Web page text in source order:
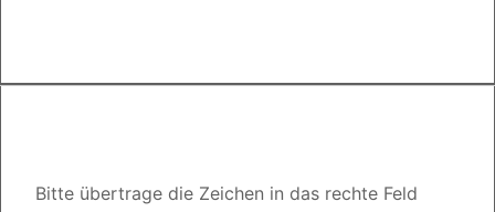
Bitte übertrage die Zeichen in das rechte Feld